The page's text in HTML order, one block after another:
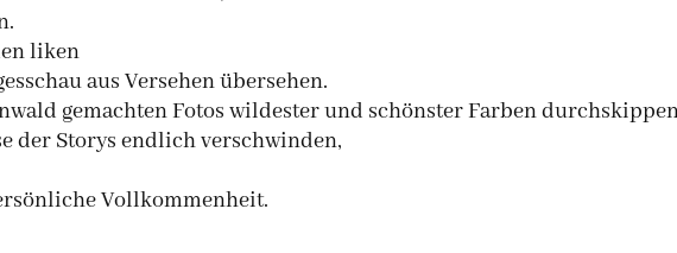
liken
aus Versehen übersehen.
gemachten Fotos wildester und schönster Farben
der Storys endlich verschwinden,
Vollkommenheit.